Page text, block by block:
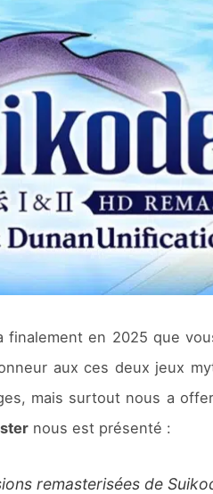
en 2025 que
aux ces deux jeux
mais surtout nous a
nous est présenté :
remasterisées de